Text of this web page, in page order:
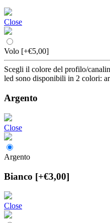
Close
Volo [+€5,00]
Scegli il colore del profilo/
led sono disponibili in 2 colori:
Argento
Close
Argento
Bianco [+€3,00]
Close